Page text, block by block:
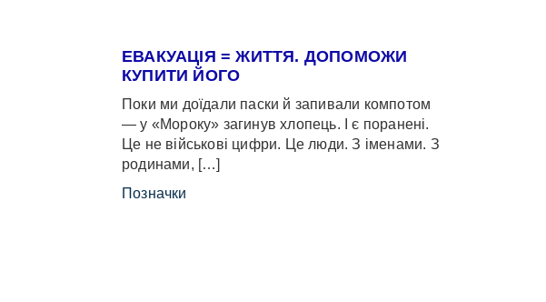
ЕВАКУАЦІЯ = ЖИТТЯ. ДОПОМОЖИ
КУПИТИ ЙОГО
Поки ми доїдали паски й запивали компотом
— у «Мороку» загинув хлопець. І є поранені.
Це не військові цифри. Це люди. З іменами. З
родинами, […]
Позначки